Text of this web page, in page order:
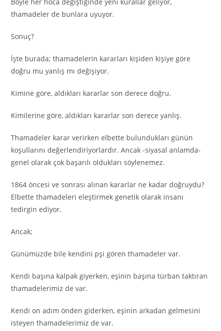
thamadeler de bunlara uyuyor.
Sonuç?
İşte burada; thamadelerin kararları kişiden kişiye göre
doğru mu yanlış mı değişiyor.
Kimine göre, aldıkları kararlar son derece doğru.
Kimilerine göre, aldıkları kararlar son derece yanlış.
Thamadeler karar verirken elbette bulundukları günün
koşullarını değerlendiriyorlardır. Ancak -siyasal anlamda-
genel olarak çok başarılı oldukları söylenemez.
1864 öncesi ve sonrası alınan kararlar ne kadar doğruydu?
Elbette thamadeleri eleştirmek genetik olarak insanı
tedirgin ediyor.
Ancak;
Günümüzde bile kendini pşi gören thamadeler var.
Kendi başına kalpak giyerken, eşinin başına türban taktıran
thamadelerimiz de var.
Kendi on adım önden giderken, eşinin arkadan gelmesini
isteyen thamadelerimiz de var.